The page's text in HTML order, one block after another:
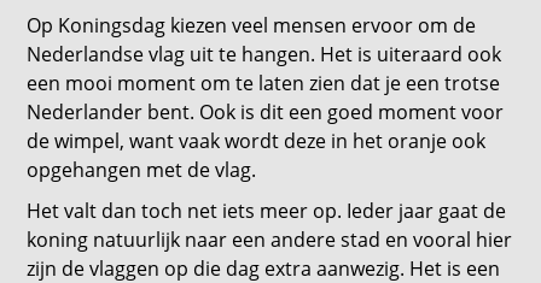
Op Koningsdag kiezen veel mensen ervoor om de
Nederlandse vlag uit te hangen. Het is uiteraard ook
een mooi moment om te laten zien dat je een trotse
Nederlander bent. Ook is dit een goed moment voor
de wimpel, want vaak wordt deze in het oranje ook
opgehangen met de vlag.
Het valt dan toch net iets meer op. Ieder jaar gaat de
koning natuurlijk naar een andere stad en vooral hier
zijn de vlaggen op die dag extra aanwezig. Het is een